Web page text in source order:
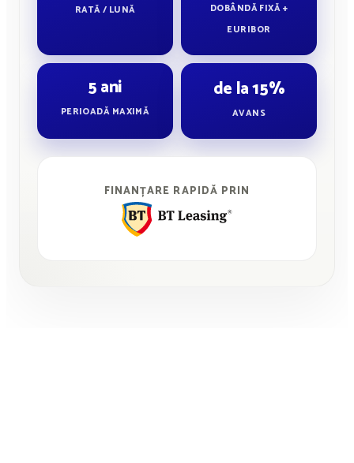
RATĂ / LUNĂ
DOBÂNDĂ FIXĂ +
EURIBOR
5 ani
PERIOADĂ MAXIMĂ
de la 15%
AVANS
FINANȚARE RAPIDĂ PRIN